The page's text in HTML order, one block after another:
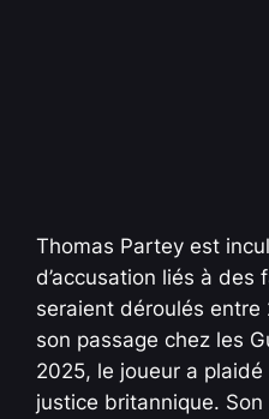
Thomas Partey est
d’accusation liés à des
seraient déroulés
son passage chez les
2025, le joueur a
justice britannique.